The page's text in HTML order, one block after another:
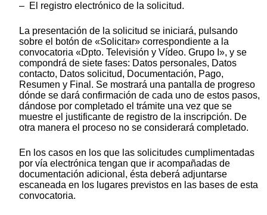
– El registro electrónico de la solicitud.
La presentación de la solicitud se iniciará, pulsando
sobre el botón de «Solicitar» correspondiente a la
convocatoria «Dpto. Televisión y Vídeo. Grupo I», y se
compondrá de siete fases: Datos personales, Datos
contacto, Datos solicitud, Documentación, Pago,
Resumen y Final. Se mostrará una pantalla de progreso
dónde se dará confirmación de cada uno de estos pasos,
dándose por completado el trámite una vez que se
muestre el justificante de registro de la inscripción. De
otra manera el proceso no se considerará completado.
En los casos en los que las solicitudes cumplimentadas
por vía electrónica tengan que ir acompañadas de
documentación adicional, ésta deberá adjuntarse
escaneada en los lugares previstos en las bases de esta
convocatoria.